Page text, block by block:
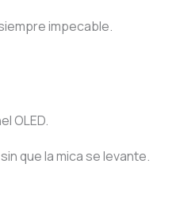
impecable.
OLED.
que la mica se levante.